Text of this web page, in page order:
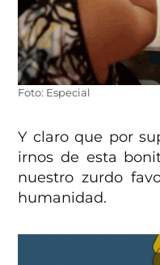
Foto: Especial
Y claro que por
irnos de esta
nuestro zurdo
humanidad.